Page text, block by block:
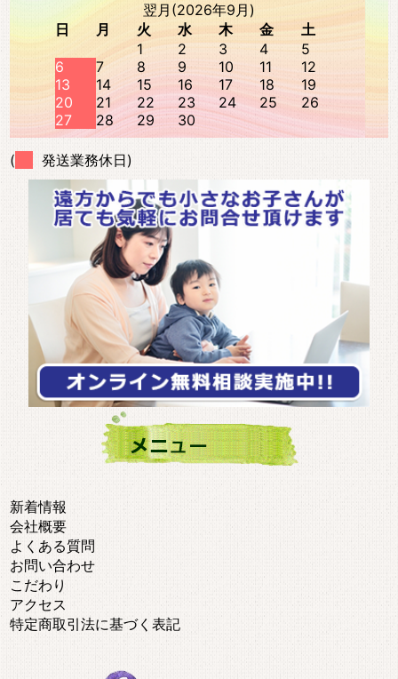
翌月(2026年9月)
日
月 火 水 木 金
土
1
2 3 4
5
6
7 8 9 10 11
12
13
14 15 16 17 18
19
20
21 22 23 24 25
26
27
28 29 30
( 発送業務休日)
新着情報
会社概要
よくある質問
お問い合わせ
こだわり
アクセス
特定商取引法に基づく表記